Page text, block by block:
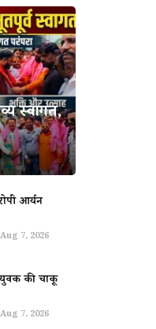
स्वागत,
आर्यन
Aug 7, 2026
की चाकू
Aug 7, 2026